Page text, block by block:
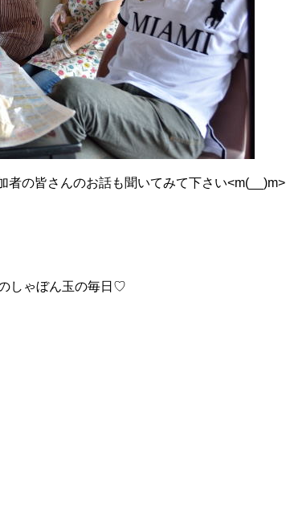
の皆さんのお話も聞いてみて下さい<m(__)m>
しゃぼん玉の毎日♡